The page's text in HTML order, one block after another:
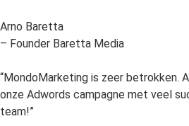
Arno Baretta
– Founder Baretta Media
“MondoMarketing is zeer betrokken.
onze Adwords campagne met veel
team!”